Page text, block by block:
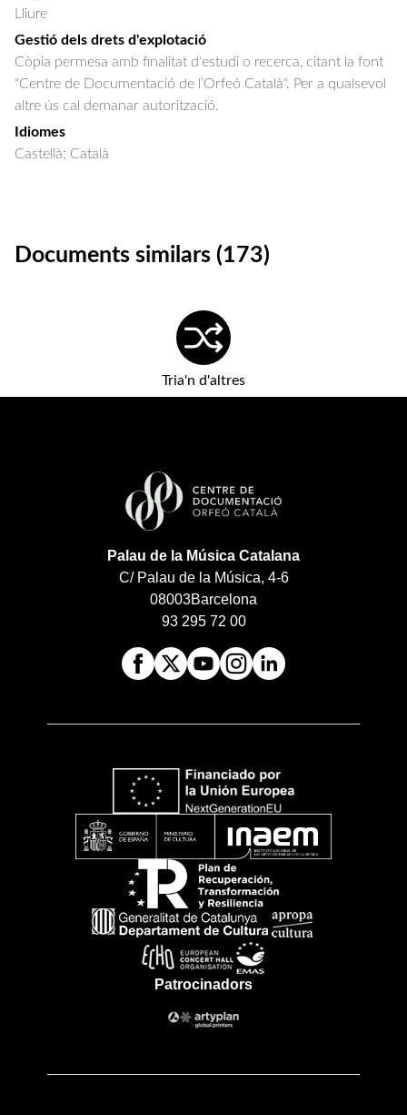
Lliure
Gestió dels drets d'explotació
Còpia permesa amb finalitat d'estudi o recerca, citant la font
"Centre de Documentació de l’Orfeó Català". Per a qualsevol
altre ús cal demanar autorització.
Idiomes
Castellà; Català
Documents similars (173)
Tria'n d'altres
Palau de la Música Catalana
C/ Palau de la Música, 4-6
08003Barcelona
93 295 72 00
Patrocinadors